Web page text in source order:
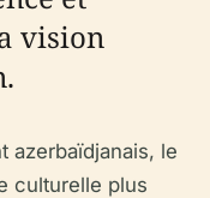
vision
azerbaïdjanais, le
culturelle plus